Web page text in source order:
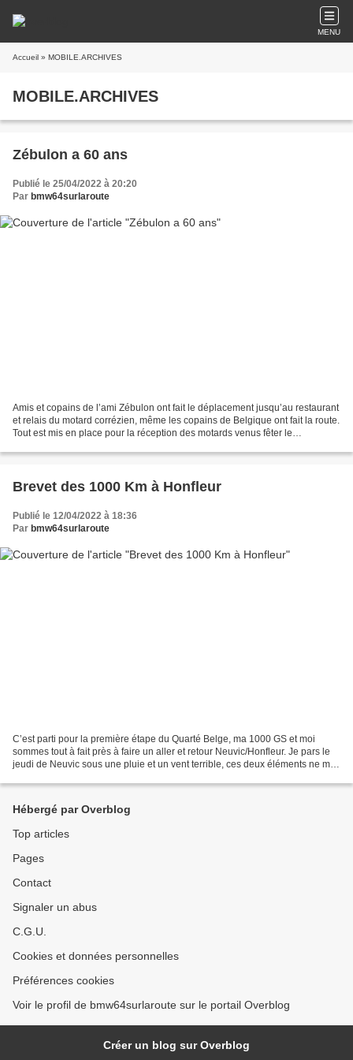
MENU
Accueil » MOBILE.ARCHIVES
MOBILE.ARCHIVES
Zébulon a 60 ans
Publié le 25/04/2022 à 20:20
Par bmw64surlaroute
Amis et copains de l’ami Zébulon ont fait le déplacement jusqu’au restaurant
et relais du motard corrézien, même les copains de Belgique ont fait la route.
Tout est mis en place pour la réception des motards venus fêter le
Brevet des 1000 Km à Honfleur
Publié le 12/04/2022 à 18:36
Par bmw64surlaroute
C’est parti pour la première étape du Quarté Belge, ma 1000 GS et moi
sommes tout à fait près à faire un aller et retour Neuvic/Honfleur. Je pars le
jeudi de Neuvic sous une pluie et un vent terrible, ces deux éléments ne me
Hébergé par Overblog
Top articles
Pages
Contact
Signaler un abus
C.G.U.
Cookies et données personnelles
Préférences cookies
Voir le profil de bmw64surlaroute sur le portail Overblog
Créer un blog sur Overblog